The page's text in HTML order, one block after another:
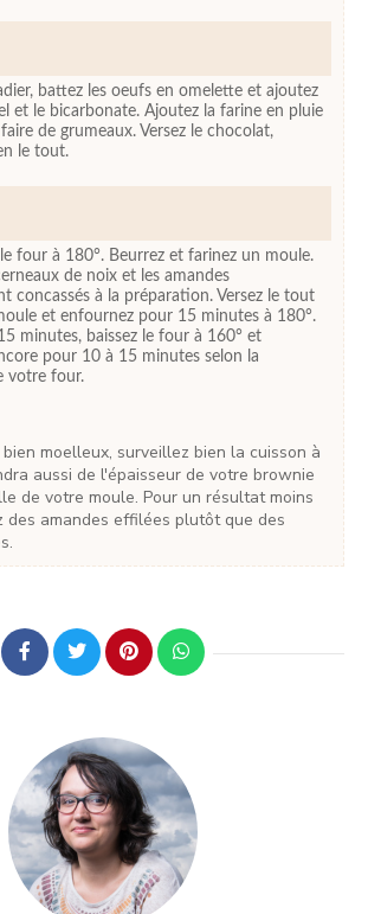
battez les oeufs en omelette et ajoutez
et le bicarbonate. Ajoutez la farine en pluie
de grumeaux. Versez le chocolat,
le tout.
four à 180°. Beurrez et farinez un moule.
de noix et les amandes
concassés à la préparation. Versez le tout
et enfournez pour 15 minutes à 180°.
minutes, baissez le four à 160° et
pour 10 à 15 minutes selon la
votre four.
aussi de l'épaisseur de votre brownie
de votre moule. Pour un résultat moins
des amandes effilées plutôt que des